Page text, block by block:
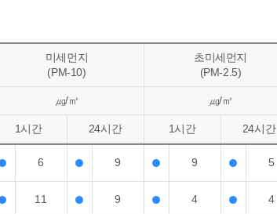
미세먼지
(PM-10)
초미세먼지
(PM-2.5)
㎍/㎥ ㎍/㎥
1시간 24시간 1시간 24시간
6 9 9 5
11 9 4 4